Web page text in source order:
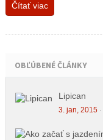
Čítať viac
OBĽÚBENÉ ČLÁNKY
Lipican
3. jan, 2015·